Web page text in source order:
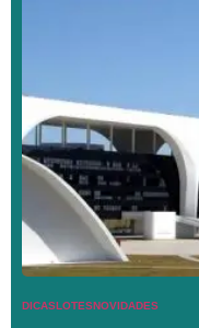
DICASLOTESNOVIDADES